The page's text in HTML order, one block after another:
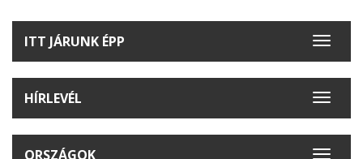
Toggle
ITT JÁRUNK ÉPP
Toggle
HÍRLEVÉL
ORSZÁGOK